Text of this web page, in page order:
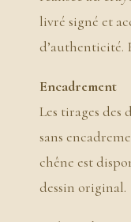
livré signé et
d’authenticité.
Encadrement
Les tirages des
sans
chêne est
dessin original.